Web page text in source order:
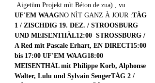
Aigetüm Projekt mìt Béton de zua) , vu…
UF'EM WAAGNO NÌT GANZ À JOUR :TÀG
1 / ZISCHDIG 19. DEZ. / STROOSBURG
UND MEISENTHÀL12:00  STROSSBURG /
A Red mìt Pascale Erhart, EN DIRECT15:00
bis 17:00 UF'EM WAAG18:00
MEISENTHÀL mìt Philippe Korb, Alphonse
Walter, Lulu und Sylvain SengerTÀG 2 /